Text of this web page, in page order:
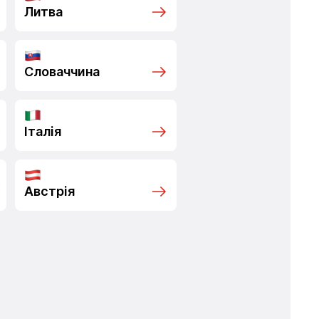
Литва
Словаччина
Італія
Австрія